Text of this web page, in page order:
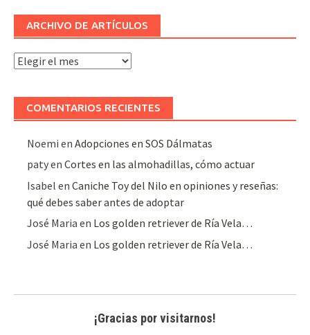
ARCHIVO DE ARTÍCULOS
Archivo
artículos
COMENTARIOS RECIENTES
Noemi enAdopciones en SOS Dálmatas
patyenCortes en las almohadillas, cómo actuar
Isabel enCaniche Toy del Nilo en opiniones y reseñas:
qué debes saber antes de adoptar
José Maria en Los golden retriever de Ría Vela…
José Maria en Los golden retriever de Ría Vela…
¡Gracias por visitarnos!